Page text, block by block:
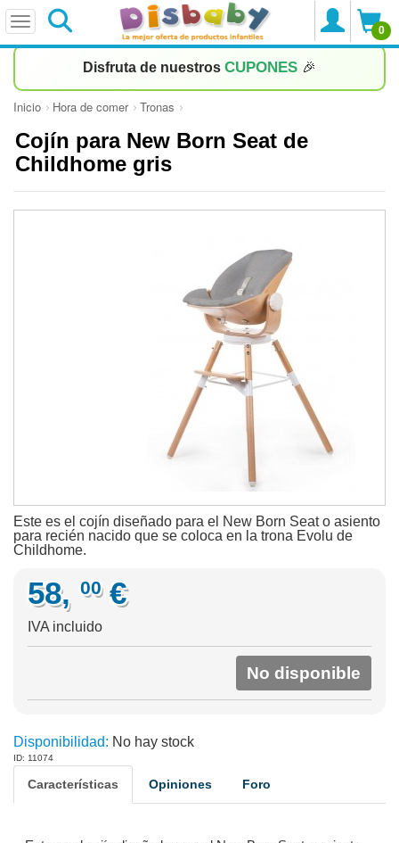
0
Disfruta de nuestros CUPONES 🎉
Inicio Hora de comer Tronas
Cojín para New Born Seat de
Childhome gris
Este es el cojín diseñado para el New Born Seat o asiento
para recién nacido que se coloca en la trona Evolu de
Childhome.
58, 00 €
IVA incluido
No disponible
Disponibilidad: No hay stock
ID: 11074
Características Opiniones Foro